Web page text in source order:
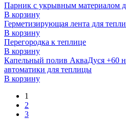
Парник с укрывным материалом
В корзину
Герметизирующая лента для
В корзину
Перегородка к теплице
В корзину
Капельный полив АкваДуся +60
автоматики для теплицы
В корзину
1
2
3